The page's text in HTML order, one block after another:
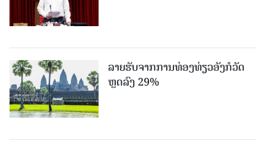
ລາຍຮັບຈາກການທ່ອງທ່ຽວອັງກໍວັດ
ຫຼດລົງ 29%